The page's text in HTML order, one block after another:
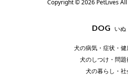
Copyright © 2026 PetLives
DOG いぬ
犬の病気・症状・健
犬のしつけ・問題
犬の暮らし・社